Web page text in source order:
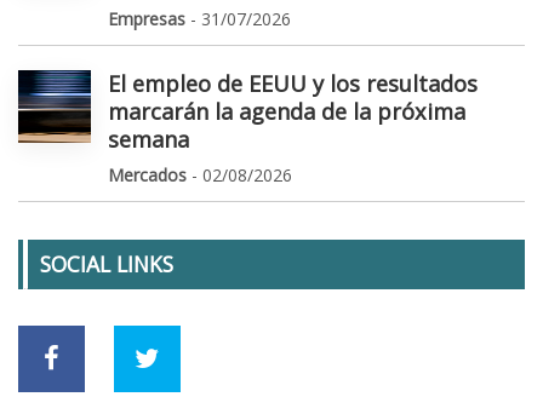
Empresas - 31/07/2026
El empleo de EEUU y los resultados
marcarán la agenda de la próxima
semana
Mercados - 02/08/2026
SOCIAL LINKS